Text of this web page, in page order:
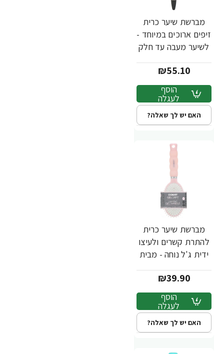
מברשת שיער כרית
זיפים ארוכים במיוחד -
לשיער מעבה עד חלק
₪55.10
הוסף
לעגלה
האם יש לך שאלה?
מברשת שיער כרית
להתרת קשרים ולעיצו
ידית ג'ל נוחה - מבית
₪39.90
הוסף
לעגלה
האם יש לך שאלה?